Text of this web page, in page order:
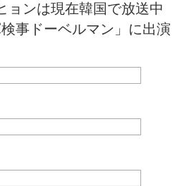
ョンは現在韓国で放送中
事ドーベルマン」に出演